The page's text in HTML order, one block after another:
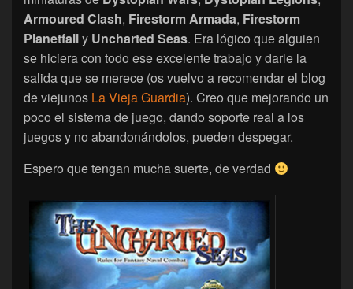
Armoured Clash, Firestorm Armada, Firestorm
Planetfally Uncharted Seas. Era lógico que alguien
se hiciera con todo ese excelente trabajo y darle la
salida que se merece (os vuelvo a recomendar el blog
de viejunos La Vieja Guardia). Creo que mejorando un
poco el sistema de juego, dando soporte real a los
juegos y no abandonándolos, pueden despegar.
Espero que tengan mucha suerte, de verdad